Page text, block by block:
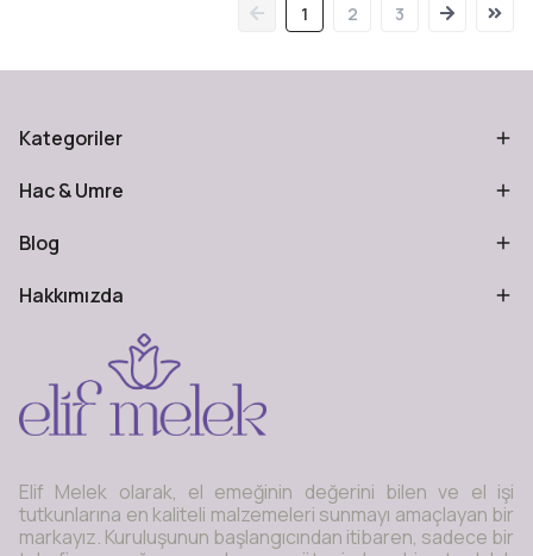
1 2 3
Kategoriler
Hac & Umre
Blog
Hakkımızda
Elif Melek olarak, el emeğinin değerini bilen ve el işi
tutkunlarına en kaliteli malzemeleri sunmayı amaçlayan bir
markayız. Kuruluşunun başlangıcından itibaren, sadece bir